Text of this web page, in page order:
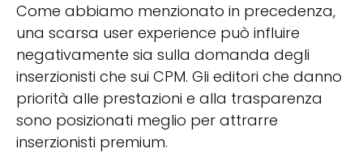
Come abbiamo menzionato in precedenza,
una scarsa user experience può influire
negativamente sia sulla domanda degli
inserzionisti che sui CPM. Gli editori che danno
priorità alle prestazioni e alla trasparenza
sono posizionati meglio per attrarre
inserzionisti premium.